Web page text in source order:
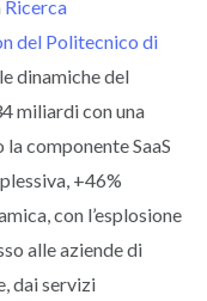
Ricerca
del Politecnico di
dinamiche del
miliardi con una
componente SaaS
+46%
con l’esplosione
alle aziende di
dai servizi